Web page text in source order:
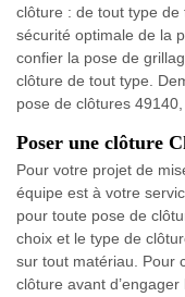
clôture : de tout type
sécurité optimale de la
confier la pose de
clôture de tout type.
pose de clôtures
Poser une clôture
Pour votre projet de
équipe est à votre
pour toute pose de
choix et le type de
sur tout matériau. Pour
clôture avant